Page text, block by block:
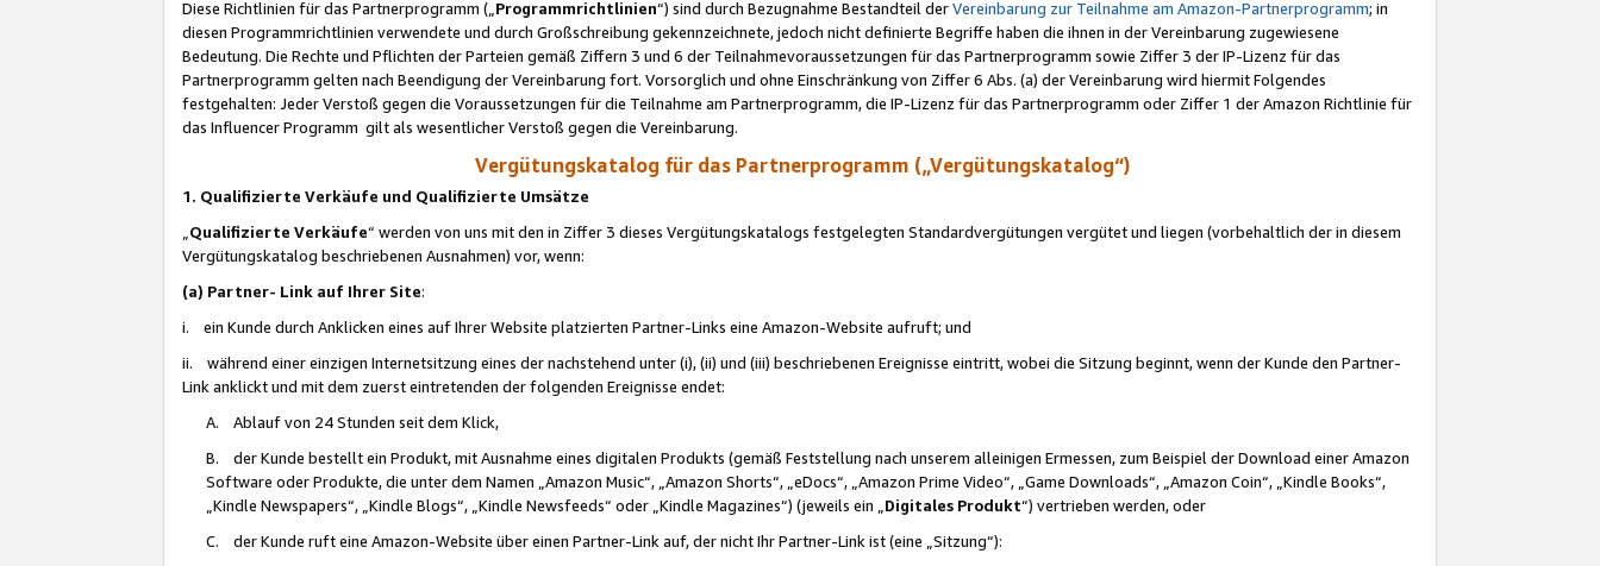
Diese Richtlinien für das Partnerprogramm („Programmrichtlinien“) sind durch Bezugnahme Bestandteil derVereinbarung zur Teilnahme am Amazon-Partnerprogramm; in
diesen Programmrichtlinien verwendete und durch Großschreibung gekennzeichnete, jedoch nicht definierte Begriffe haben die ihnen in der Vereinbarung zugewiesene
Bedeutung. Die Rechte und Pflichten der Parteien gemäß Ziffern 3 und 6 der Teilnahmevoraussetzungen für das Partnerprogramm sowie Ziffer 3 der IP-Lizenz für das
Partnerprogramm gelten nach Beendigung der Vereinbarung fort. Vorsorglich und ohne Einschränkung von Ziffer 6 Abs. (a) der Vereinbarung wird hiermit Folgendes
festgehalten: Jeder Verstoß gegen die Voraussetzungen für die Teilnahme am Partnerprogramm, die IP-Lizenz für das Partnerprogramm oder Ziffer 1 der Amazon Richtlinie für
das Influencer Programm gilt als wesentlicher Verstoß gegen die Vereinbarung.
Vergütungskatalog für das Partnerprogramm („Vergütungskatalog“)
1. Qualifizierte Verkäufe und Qualifizierte Umsätze
Qualifizierte Verkäufe“ werden von uns mit den in Ziffer 3 dieses Vergütungskatalogs festgelegten Standardvergütungen vergütet und liegen (vorbehaltlich der in diesem
Vergütungskatalog beschriebenen Ausnahmen) vor, wenn:
(a) Partner- Link auf Ihrer Site:
i. ein Kunde durch Anklicken eines auf Ihrer Website platzierten Partner-Links eine Amazon-Website aufruft; und
ii. während einer einzigen Internetsitzung eines der nachstehend unter (i), (ii) und (iii) beschriebenen Ereignisse eintritt, wobei die Sitzung beginnt, wenn der Kunde den Partner-
Link anklickt und mit dem zuerst eintretenden der folgenden Ereignisse endet:
A. Ablauf von 24 Stunden seit dem Klick,
B. der Kunde bestellt ein Produkt, mit Ausnahme eines digitalen Produkts (gemäß Feststellung nach unserem alleinigen Ermessen, zum Beispiel der Download einer Amazon
Software oder Produkte, die unter dem Namen „Amazon Music“, „Amazon Shorts“, „eDocs“, „Amazon Prime Video“, „Game Downloads“, „Amazon Coin“, „Kindle Books“,
„Kindle Newspapers“, „Kindle Blogs“, „Kindle Newsfeeds“ oder „Kindle Magazines“) (jeweils ein „ Digitales Produkt“) vertrieben werden, oder
C. der Kunde ruft eine Amazon-Website über einen Partner-Link auf, der nicht Ihr Partner-Link ist (eine „Sitzung“):